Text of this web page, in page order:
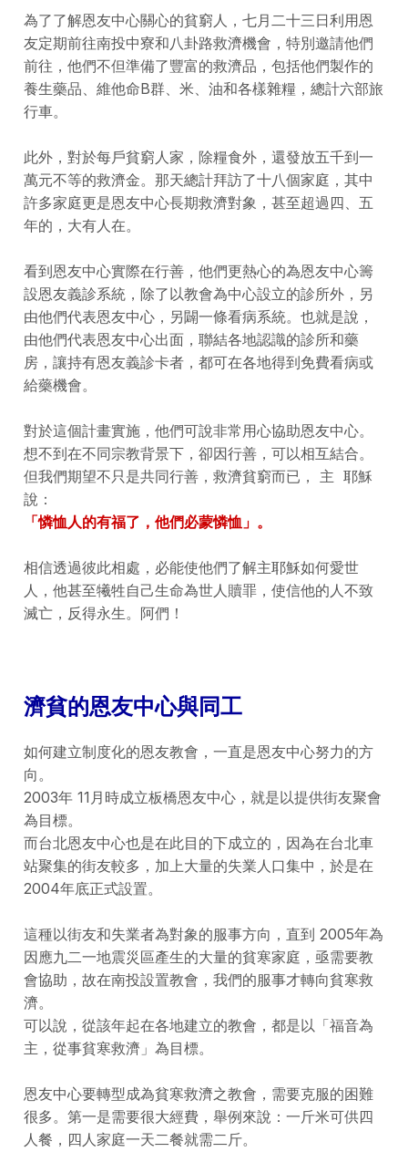
為了了解恩友中心關心的貧窮人，七月二十三日利用恩
友定期前往南投中寮和八卦路救濟機會，特別邀請他們
前往，他們不但準備了豐富的救濟品，包括他們製作的
養生藥品、維他命B群、米、油和各樣雜糧，總計六部旅
行車。
此外，對於每戶貧窮人家，除糧食外，還發放五千到一
萬元不等的救濟金。那天總計拜訪了十八個家庭，其中
許多家庭更是恩友中心長期救濟對象，甚至超過四、五
年的，大有人在。
看到恩友中心實際在行善，他們更熱心的為恩友中心籌
設恩友義診系統，除了以教會為中心設立的診所外，另
由他們代表恩友中心，另闢一條看病系統。也就是說，
由他們代表恩友中心出面，聯結各地認識的診所和藥
房，讓持有恩友義診卡者，都可在各地得到免費看病或
給藥機會。
對於這個計畫實施，他們可說非常用心協助恩友中心。
想不到在不同宗教背景下，卻因行善，可以相互結合。
但我們期望不只是共同行善，救濟貧窮而已， 主 耶穌
說：
「憐恤人的有福了，他們必蒙憐恤」。
相信透過彼此相處，必能使他們了解主耶穌如何愛世
人，他甚至犧牲自己生命為世人贖罪，使信他的人不致
滅亡，反得永生。阿們！
濟貧的恩友中心與同工
如何建立制度化的恩友教會，一直是恩友中心努力的方
向。
2003年 11月時成立板橋恩友中心，就是以提供街友聚會
為目標。
而台北恩友中心也是在此目的下成立的，因為在台北車
站聚集的街友較多，加上大量的失業人口集中，於是在
2004年底正式設置。
這種以街友和失業者為對象的服事方向，直到 2005年為
因應九二一地震災區產生的大量的貧寒家庭，亟需要教
會協助，故在南投設置教會，我們的服事才轉向貧寒救
濟。
可以說，從該年起在各地建立的教會，都是以「福音為
主，從事貧寒救濟」為目標。
恩友中心要轉型成為貧寒救濟之教會，需要克服的困難
很多。第一是需要很大經費，舉例來說：一斤米可供四
人餐，四人家庭一天二餐就需二斤。